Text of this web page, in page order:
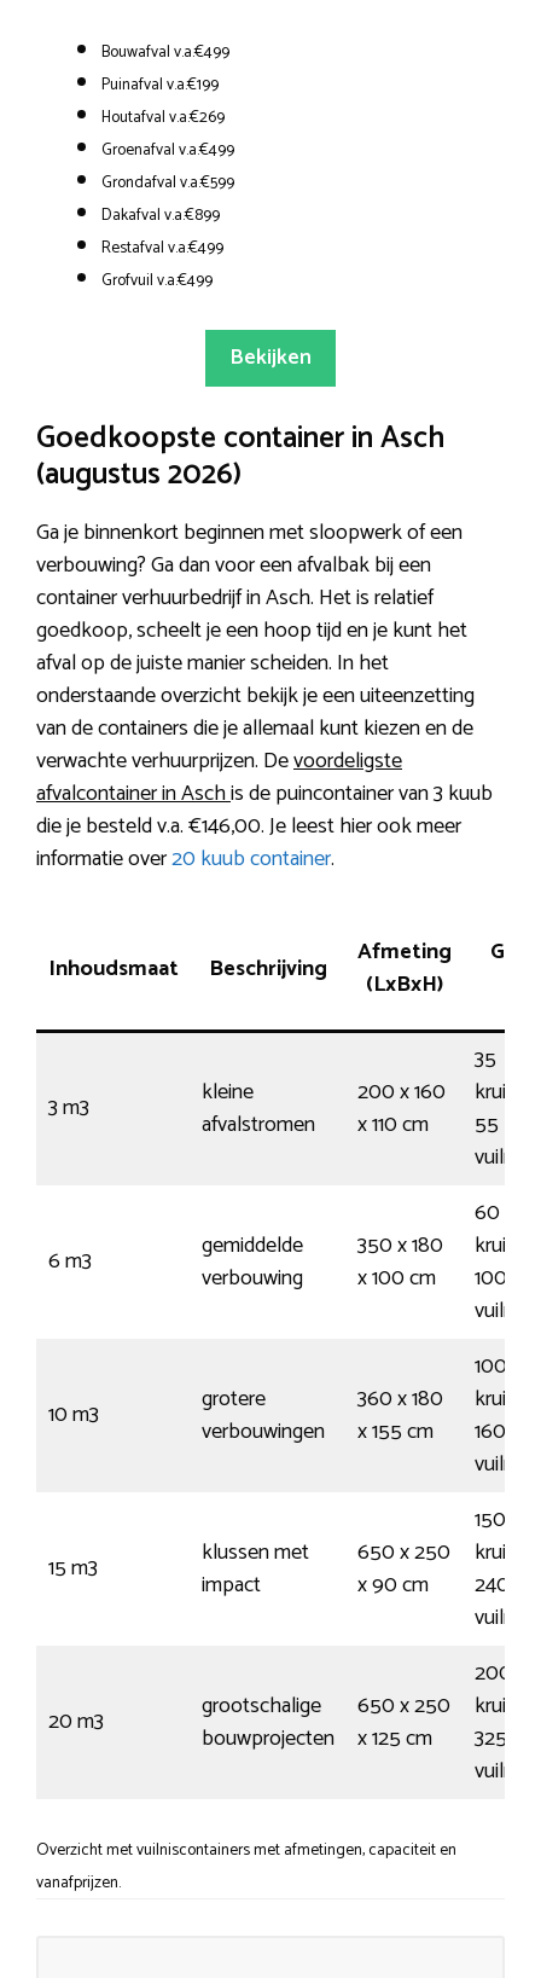
Bouwafval v.a.€499
Puinafval v.a.€199
Houtafval v.a.€269
Groenafval v.a.€499
Grondafval v.a.€599
Dakafval v.a.€899
Restafval v.a.€499
Grofvuil v.a.€499
Bekijken
Goedkoopste container in Asch
(augustus 2026)
Ga je binnenkort beginnen met sloopwerk of een
verbouwing? Ga dan voor een afvalbak bij een
container verhuurbedrijf in Asch. Het is relatief
goedkoop, scheelt je een hoop tijd en je kunt het
afval op de juiste manier scheiden. In het
onderstaande overzicht bekijk je een uiteenzetting
van de containers die je allemaal kunt kiezen en de
verwachte verhuurprijzen. Devoordeligste
afvalcontainer in Aschis de puincontainer van 3 kuub
die je besteld v.a. €146,00. Je leest hier ook meer
informatie over20 kuub container.
Inhoudsmaat Beschrijving
Afmeting
(LxBxH)
3 m3
kleine
afvalstromen
200 x 160
x 110 cm
35
55
6 m3
gemiddelde
verbouwing
350 x 180
x 100 cm
60
100
10 m3
grotere
verbouwingen
360 x 180
x 155 cm
100
160
15 m3
klussen met
impact
650 x 250
x 90 cm
150
240
20 m3
grootschalige
bouwprojecten
650 x 250
x 125 cm
200
325
Overzicht met vuilniscontainers met afmetingen, capaciteit en
vanafprijzen.